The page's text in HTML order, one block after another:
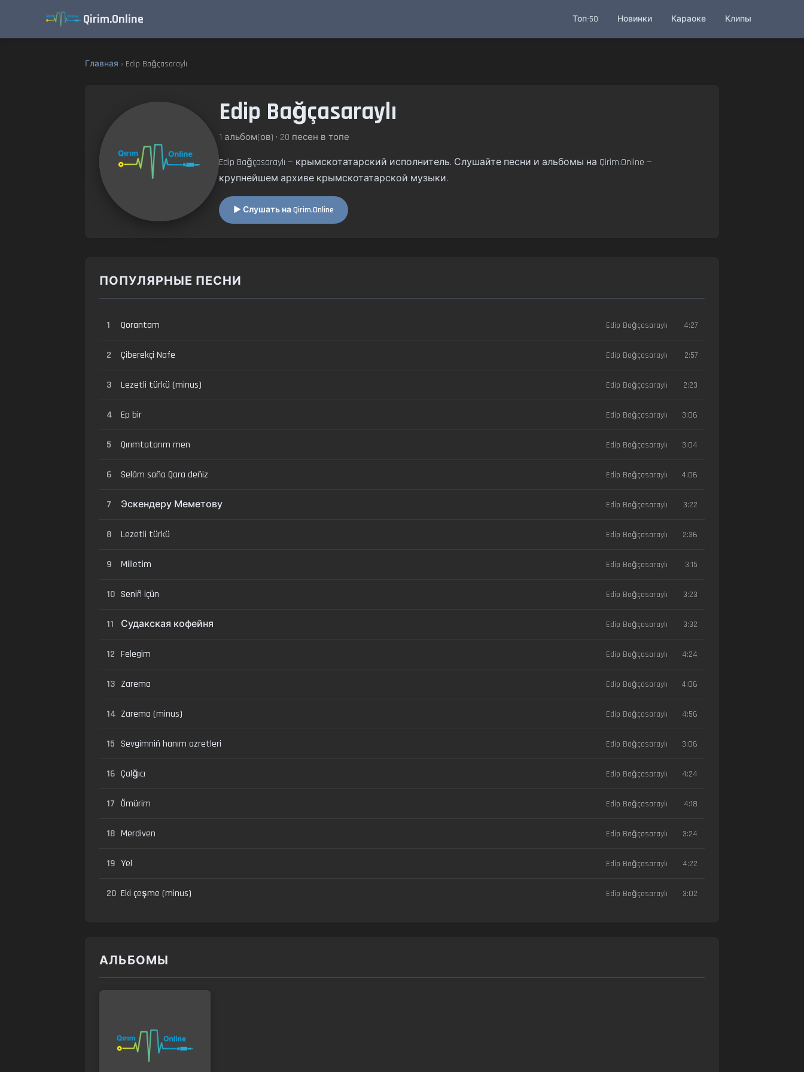
Qirim.Online Топ-50 Новинки Караоке Клипы
Главная › Edip Bağçasaraylı
Edip Bağçasaraylı
1 альбом(ов) • 20 песен в топе
Edip Bağçasaraylı — крымскотатарский исполнитель. Слушайте песни и альбомы на Qirim.Online —
крупнейшем архиве крымскотатарской музыки.
▶ Слушать на Qirim.Online
ПОПУЛЯРНЫЕ ПЕСНИ
1 Qorantam Edip Bağçasaraylı 4:27
2 Çiberekçi Nafe Edip Bağçasaraylı 2:57
3 Lezetli türkü (minus) Edip Bağçasaraylı 2:23
4 Ep bir Edip Bağçasaraylı 3:06
5 Qırımtatarım men Edip Bağçasaraylı 3:04
6 Selâm saña Qara deñiz Edip Bağçasaraylı 4:06
7 Эскендеру Меметову Edip Bağçasaraylı 3:22
8 Lezetli türkü Edip Bağçasaraylı 2:36
9 Milletim Edip Bağçasaraylı 3:15
10 Seniñ içün Edip Bağçasaraylı 3:23
11 Судакская кофейня Edip Bağçasaraylı 3:32
12 Felegim Edip Bağçasaraylı 4:24
13 Zarema Edip Bağçasaraylı 4:06
14 Zarema (minus) Edip Bağçasaraylı 4:56
15 Sevgimniñ hanım azretleri Edip Bağçasaraylı 3:06
16 Çalğıcı Edip Bağçasaraylı 4:24
17 Ömürim Edip Bağçasaraylı 4:18
18 Merdiven Edip Bağçasaraylı 3:24
19 Yel Edip Bağçasaraylı 4:22
20 Eki çeşme (minus) Edip Bağçasaraylı 3:02
АЛЬБОМЫ